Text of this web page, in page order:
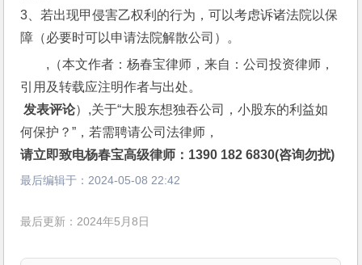
3、若出现甲侵害乙权利的行为，可以考虑诉诸法院以保
障（必要时可以申请法院解散公司）。
,（本文作者：杨春宝律师，来自：公司投资律师，
引用及转载应注明作者与出处。
发表评论）,关于“大股东想独吞公司，小股东的利益如
何保护？”，若需聘请公司法律师，
请立即致电杨春宝高级律师：1390 182 6830(咨询勿扰)
最后编辑于： 2024-05-08 22:42
最后更新：2024年5月8日